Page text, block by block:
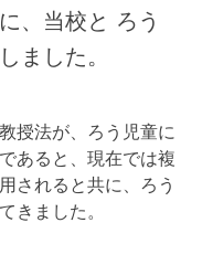
、当校と ろう
ました。
授法が、ろう児童に
あると、現在では複
されると共に、ろう
きました。